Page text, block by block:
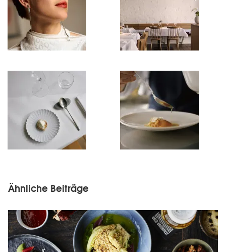
Ähnliche Beiträge